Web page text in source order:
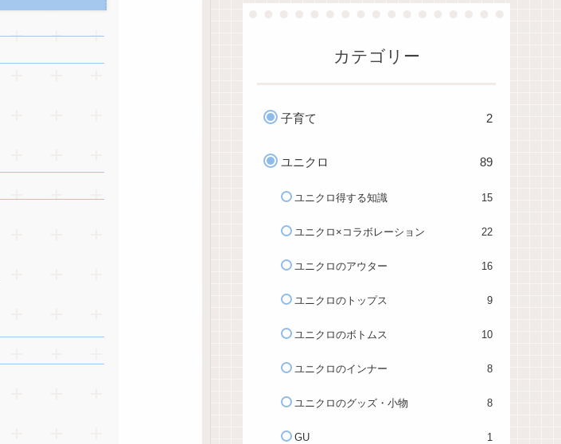
カテゴリー
子育て 2
ユニクロ 89
ユニクロ得する知識 15
ユニクロ×コラボレーション 22
ユニクロのアウター 16
ユニクロのトップス 9
ユニクロのボトムス 10
ユニクロのインナー 8
ユニクロのグッズ・小物 8
GU 1